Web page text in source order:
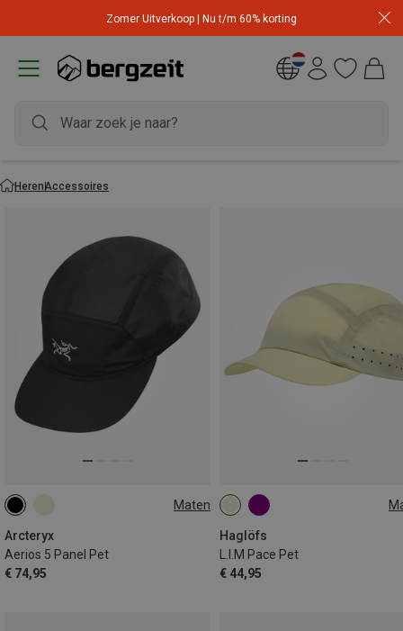
Zomer Uitverkoop | Nu t/m 60% korting
HerenAccessoires
Maten
Arcteryx
Aerios 5 Panel Pet
€ 74,95
L|XL
Haglöfs
L.I.M Pace Pet
€ 44,95
ONE SIZE